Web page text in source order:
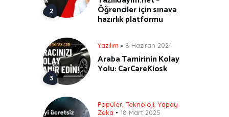
Öğrenciler için sınava
hazırlık platformu
Yazılım 8 Haziran 2024
Araba Tamirinin Kolay
Yolu: CarCareKiosk
Popüler Teknoloji Yapay
Zeka
18 Mart 2025